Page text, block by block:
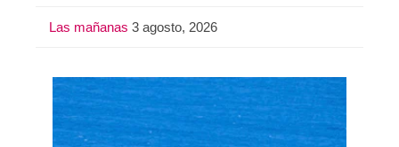
Las mañanas 3 agosto, 2026